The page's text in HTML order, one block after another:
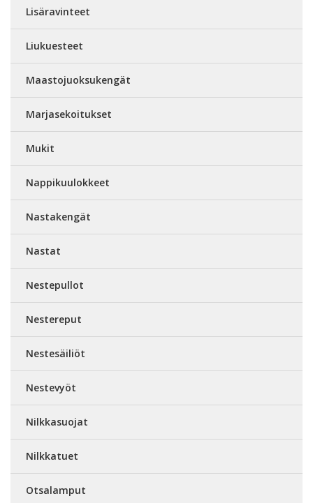
Lisäravinteet
Liukuesteet
Maastojuoksukengät
Marjasekoitukset
Mukit
Nappikuulokkeet
Nastakengät
Nastat
Nestepullot
Nestereput
Nestesäiliöt
Nestevyöt
Nilkkasuojat
Nilkkatuet
Otsalamput